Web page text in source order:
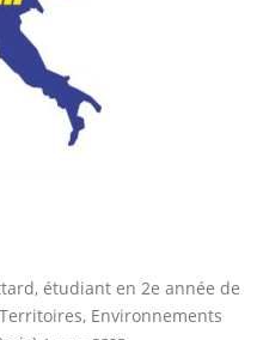
étudiant en 2e année de
Environnements